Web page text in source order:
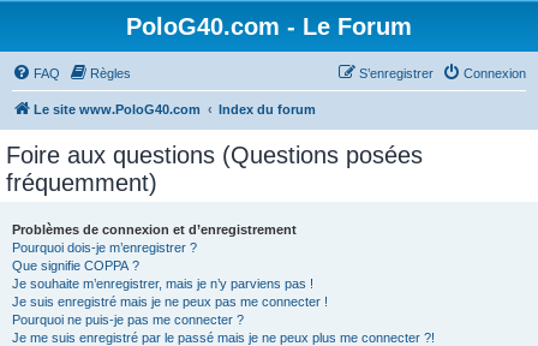
PoloG40.com - Le Forum
FAQ Règles Connexion
S’enregistrer
Le site www.PoloG40.com Index du forum
Foire aux questions (Questions posées
fréquemment)
Problèmes de connexion et d’enregistrement
Pourquoi dois-je m’enregistrer ?
Que signifie COPPA ?
Je souhaite m’enregistrer, mais je n’y parviens pas !
Je suis enregistré mais je ne peux pas me connecter !
Pourquoi ne puis-je pas me connecter ?
Je me suis enregistré par le passé mais je ne peux plus me connecter ?!